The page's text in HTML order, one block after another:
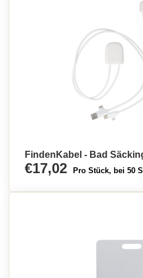
FindenKabel - Bad
€17,02 Pro Stück, bei 50